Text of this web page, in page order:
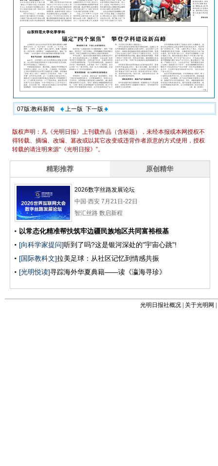
07版:教科新闻 上一版 下一版
光明日报社概况 关于光明网